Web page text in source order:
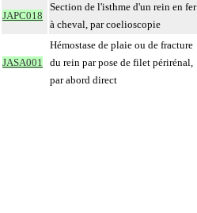
JAPC018
Section de l'isthme d'un rein en fer
à cheval, par coelioscopie
JASA001
Hémostase de plaie ou de fracture
du rein par pose de filet périrénal,
par abord direct